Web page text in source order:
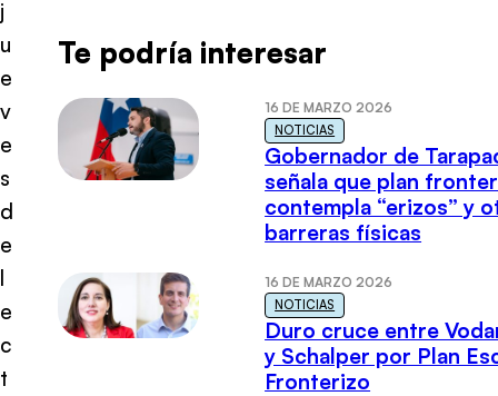
j
u
e
v
e
s
d
e
l
e
c
t
Te podría interesar
16 DE MARZO 2026
NOTICIAS
Gobernador de
señala que plan
contempla “erizos” y
barreras físicas
16 DE MARZO 2026
NOTICIAS
Duro cruce entre
y Schalper por Plan
Fronterizo